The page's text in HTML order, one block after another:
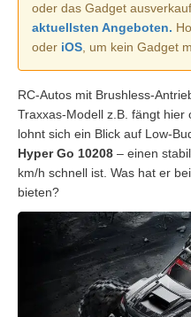
oder das Gadget
aktuellsten Angeboten.
oder iOS, um kein Gadget
RC-Autos mit Brushless-
Traxxas-Modell z.B. fängt
lohnt sich ein Blick auf Low-
Hyper Go 10208 – einen
km/h schnell ist. Was hat er
bieten?